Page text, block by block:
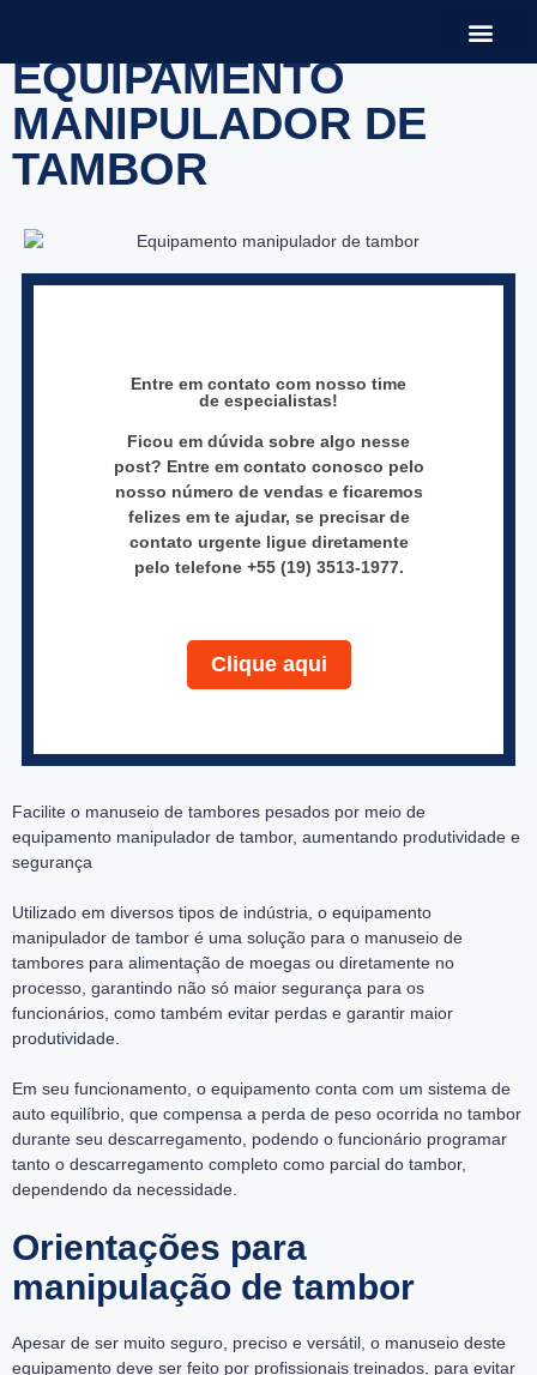
EQUIPAMENTO
MANIPULADOR DE
TAMBOR
Entre em contato com nosso time
de especialistas!
Ficou em dúvida sobre algo nesse
post? Entre em contato conosco pelo
nosso número de vendas e ficaremos
felizes em te ajudar, se precisar de
contato urgente ligue diretamente
pelo telefone +55 (19) 3513-1977.
Clique aqui
Facilite o manuseio de tambores pesados por meio de
equipamento manipulador de tambor, aumentando produtividade e
segurança
Utilizado em diversos tipos de indústria, o equipamento
manipulador de tambor é uma solução para o manuseio de
tambores para alimentação de moegas ou diretamente no
processo, garantindo não só maior segurança para os
funcionários, como também evitar perdas e garantir maior
produtividade.
Em seu funcionamento, o equipamento conta com um sistema de
auto equilíbrio, que compensa a perda de peso ocorrida no tambor
durante seu descarregamento, podendo o funcionário programar
tanto o descarregamento completo como parcial do tambor,
dependendo da necessidade.
Orientações para
manipulação de tambor
Apesar de ser muito seguro, preciso e versátil, o manuseio deste
equipamento deve ser feito por profissionais treinados, para evitar